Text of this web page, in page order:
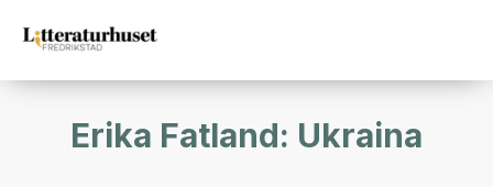
Erika Fatland: Ukraina